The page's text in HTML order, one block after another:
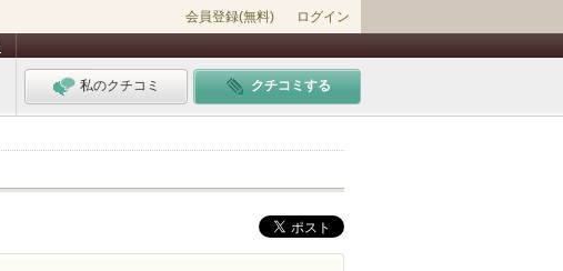
会員登録(無料) ログイン
私のクチコミ クチコミする